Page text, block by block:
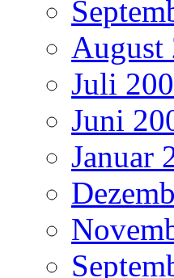
August
Juli
Juni
Januar